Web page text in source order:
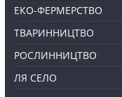
ЕКО-ФЕРМЕРСТВО
ТВАРИННИЦТВО
РОСЛИННИЦТВО
ЛЯ СЕЛО